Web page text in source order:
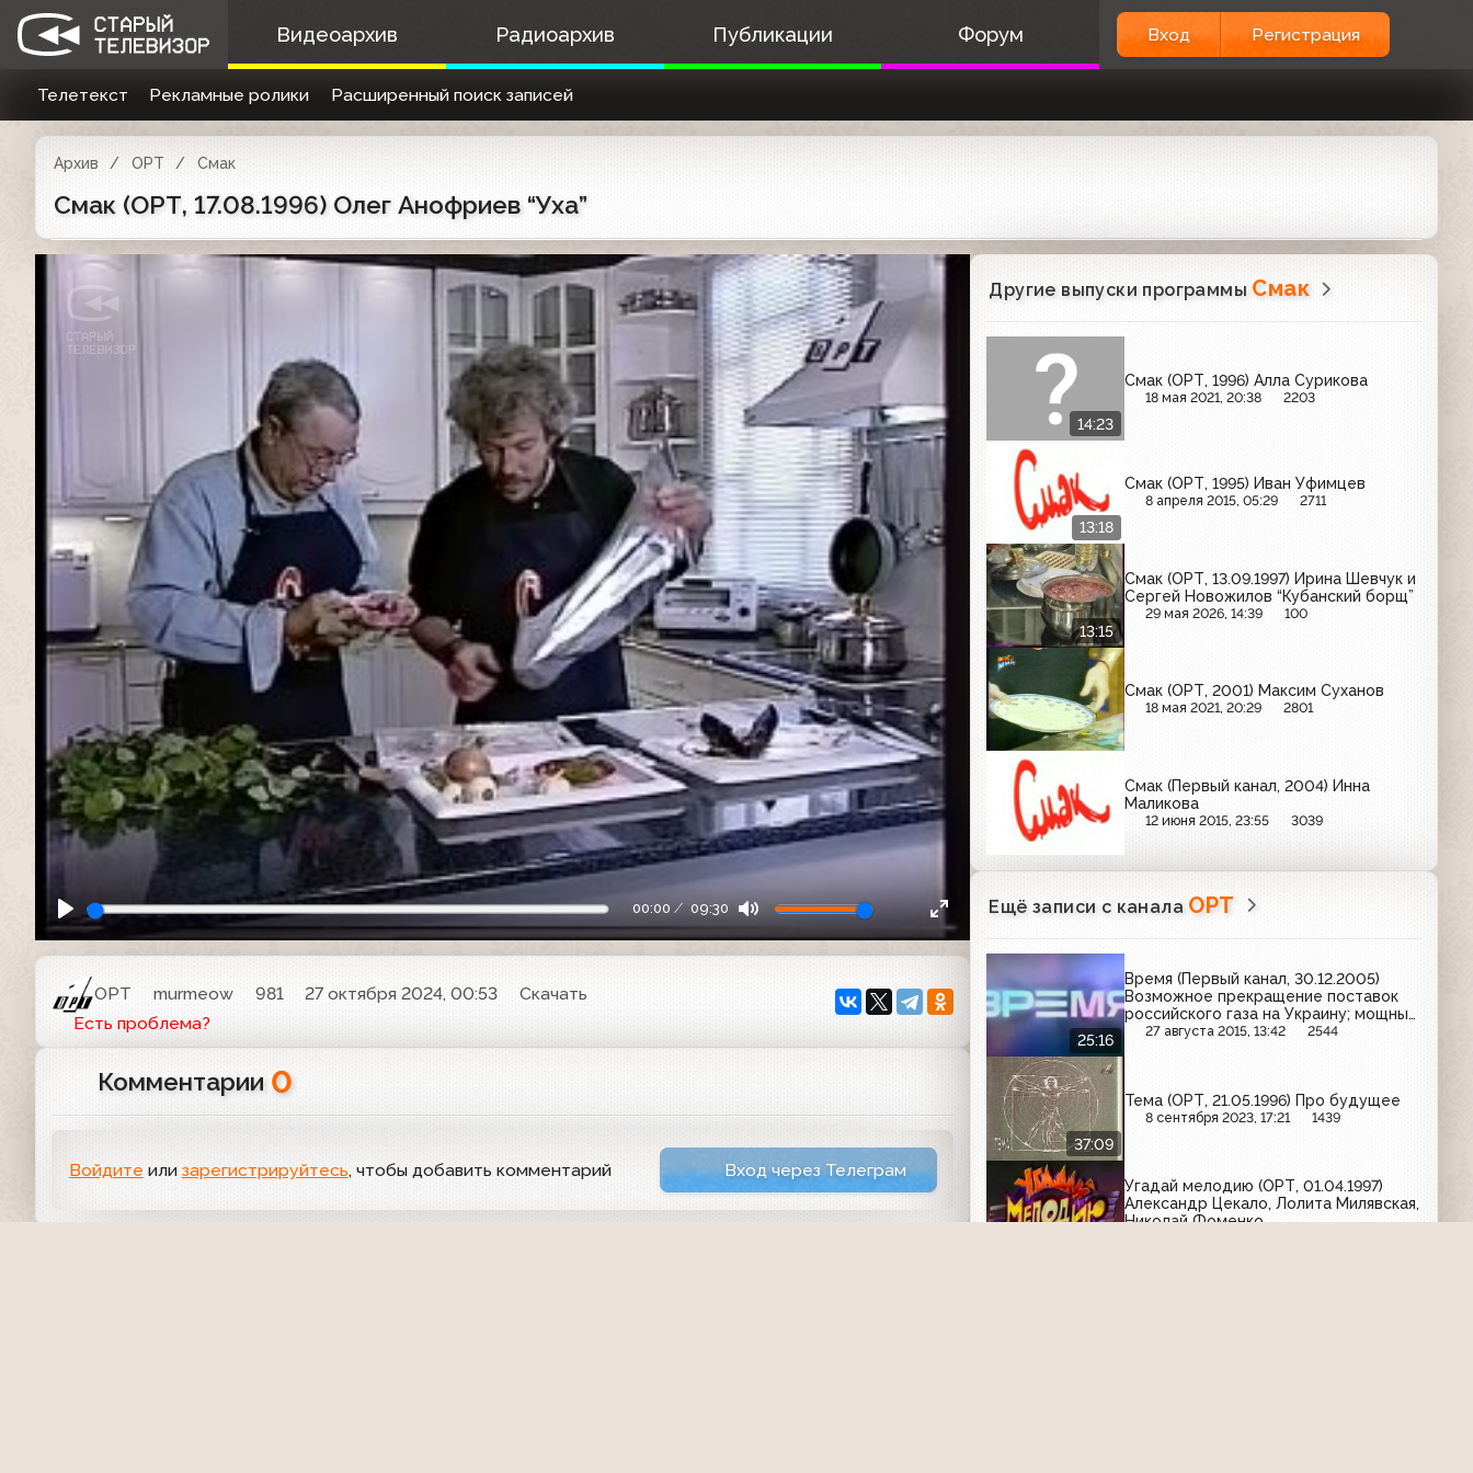
Видеоархив Радиоархив Публикации Форум Вход Регистрация
Телетекст Рекламные ролики Расширенный поиск записей
Архив ОРТ Смак
Смак (ОРТ, 17.08.1996) Олег Анофриев “Уха”
00:00 09:30
ОРТ murmeow 981 27 октября 2024, 00:53
Скачать
Есть проблема?
Комментарии 0
Войдите или зарегистрируйтесь, чтобы добавить комментарий Вход через Телеграм
Другие выпуски программы Смак
14:23
Смак (ОРТ, 1996) Алла Сурикова
18 мая 2021, 20:38 2203
13:18
Смак (ОРТ, 1995) Иван Уфимцев
8 апреля 2015, 05:29 2711
13:15
Смак (ОРТ, 13.09.1997) Ирина Шевчук и
Сергей Новожилов “Кубанский борщ”
29 мая 2026, 14:39 100
Смак (ОРТ, 2001) Максим Суханов
18 мая 2021, 20:29 2801
Смак (Первый канал, 2004) Инна
Маликова
12 июня 2015, 23:55 3039
Ещё записи с канала ОРТ
25:16
Время (Первый канал, 30.12.2005)
Возможное прекращение поставок
российского газа на Украину; мощные
снегопады в Европе; фильм "Ирония
27 августа 2015, 13:42 2544
37:09
Тема (ОРТ, 21.05.1996) Про будущее
8 сентября 2023, 17:21 1439
Угадай мелодию (ОРТ, 01.04.1997)
Александр Цекало, Лолита Милявская,
Николай Фоменко